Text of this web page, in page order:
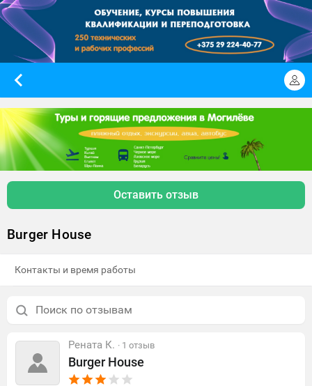
Оставить отзыв
Burger House
Контакты и время работы
Рената К. · 1 отзыв
Burger House